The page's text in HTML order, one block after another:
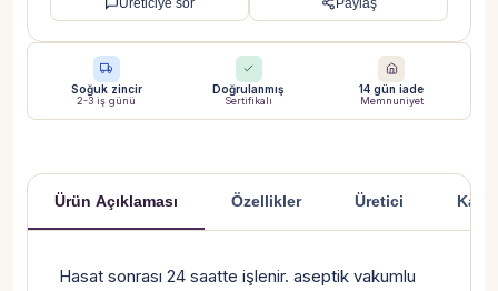
Soğuk zincir
2-3 iş günü
Doğrulanmış
Sertifikalı
14 gün iade
Memnuniyet
Ürün Açıklaması Özellikler Üretici
Ürün Açıklaması
Hasat sonrası 24 saatte işlenir. aseptik vakumlu